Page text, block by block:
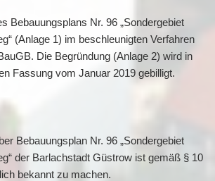
Bebauungsplans Nr. 96 „Sondergebiet
(Anlage 1) im beschleunigten Verfahren
Die Begründung (Anlage 2) wird in
Fassung vom Januar 2019 gebilligt.
Bebauungsplan Nr. 96 „Sondergebiet
der Barlachstadt Güstrow ist gemäß § 10
bekannt zu machen.